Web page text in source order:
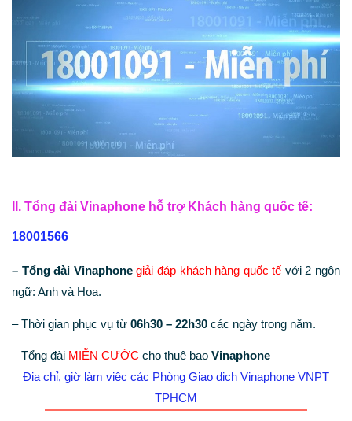
II. Tổng đài Vinaphone hỗ trợ Khách hàng quốc tế:
18001566
– Tổng đài Vinaphone giải đáp khách hàng quốc tế với 2 ngôn
ngữ: Anh và Hoa.
– Thời gian phục vụ từ 06h30 – 22h30 các ngày trong năm.
– Tổng đài MIỄN CƯỚC cho thuê bao Vinaphone
Địa chỉ, giờ làm việc các Phòng Giao dịch Vinaphone VNPT
TPHCM